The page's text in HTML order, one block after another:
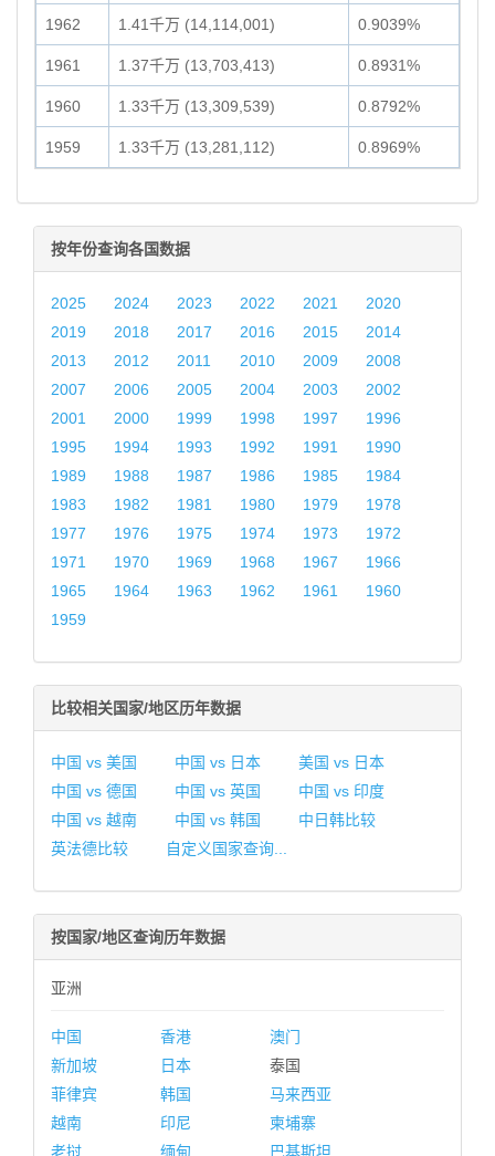
1962 1.41千万 (14,114,001) 0.9039%
1961 1.37千万 (13,703,413) 0.8931%
1960 1.33千万 (13,309,539) 0.8792%
1959 1.33千万 (13,281,112) 0.8969%
按年份查询各国数据
2025 2024 2023 2022 2021
2020
2019
2018 2017 2016 2015
2014
2013
2012 2011 2010 2009
2008
2007
2006 2005 2004 2003
2002
2001
2000 1999 1998 1997
1996
1995
1994 1993 1992 1991
1990
1989
1988 1987 1986 1985
1984
1983
1982 1981 1980 1979
1978
1977
1976 1975 1974 1973
1972
1971
1970 1969 1968 1967
1966
1965
1964 1963 1962 1961
1960
1959
比较相关国家/地区历年数据
中国 vs 美国 中国 vs 日本
美国 vs 日本
中国 vs 德国
中国 vs 英国
中国 vs 印度
中国 vs 越南
中国 vs 韩国
中日韩比较
英法德比较
自定义国家查询...
按国家/地区查询历年数据
亚洲
中国 香港
澳门
新加坡
日本
泰国
菲律宾
韩国
马来西亚
越南
印尼
柬埔寨
老挝
缅甸
巴基斯坦